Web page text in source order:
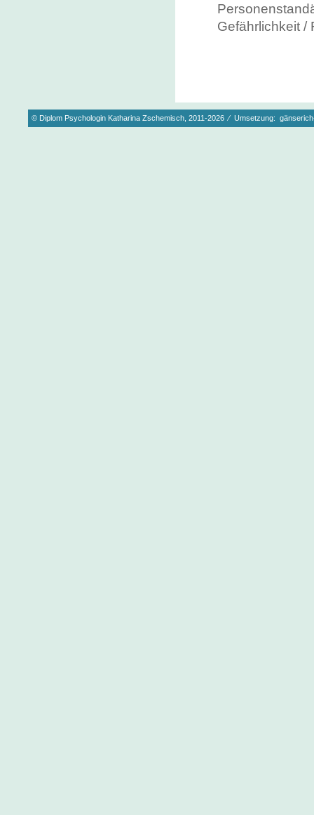
Gefährlichkeit /
© Diplom Psychologin Katharina Zschemisch, 2011-2026 ⁄ Umsetzung: